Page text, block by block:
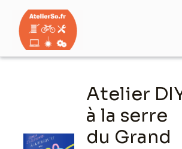
contenu
Atelier
à la serre
du Grand
Navigation